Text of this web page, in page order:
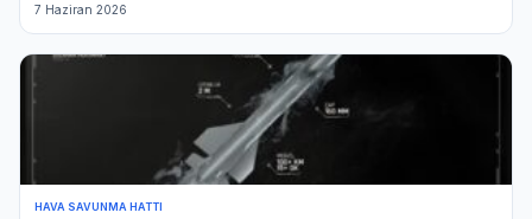
7 Haziran 2026
HAVA SAVUNMA HATTI